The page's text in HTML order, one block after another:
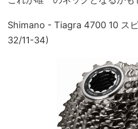
Shimano - Tiagra 4700 10 ス
32/11-34)